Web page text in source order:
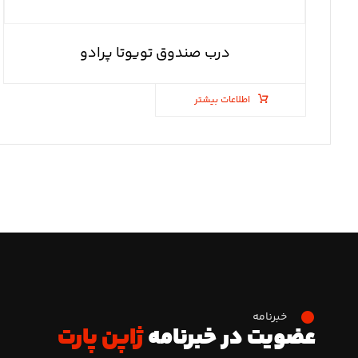
درب صندوق تویوتا پرادو
اطلاعات بیشتر
خبرنامه
عضویت در خبرنامهژاپن پارت